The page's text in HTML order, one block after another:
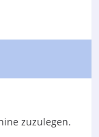
zuzulegen.